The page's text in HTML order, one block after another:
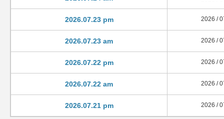
2026.07.23 pm 2026 /
2026.07.23 am 2026 /
2026.07.22 pm 2026 /
2026.07.22 am 2026 /
2026.07.21 pm 2026 /